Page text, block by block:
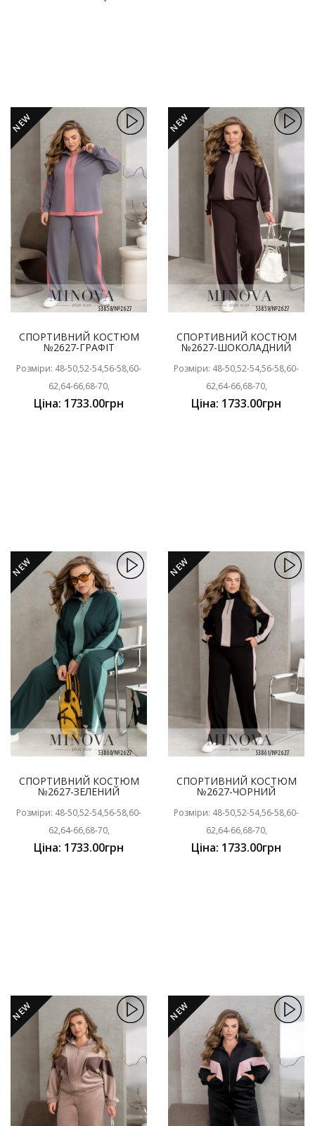
NEW
СПОРТИВНИЙ КОСТЮМ
№2627-ГРАФІТ
Розміри: 48-50,52-54,56-58,60-
62,64-66,68-70,
Ціна: 1733.00грн
NEW
СПОРТИВНИЙ КОСТЮМ
№2627-ШОКОЛАДНИЙ
Розміри: 48-50,52-54,56-58,60-
62,64-66,68-70,
Ціна: 1733.00грн
NEW
СПОРТИВНИЙ КОСТЮМ
№2627-ЗЕЛЕНИЙ
Розміри: 48-50,52-54,56-58,60-
62,64-66,68-70,
Ціна: 1733.00грн
NEW
СПОРТИВНИЙ КОСТЮМ
№2627-ЧОРНИЙ
Розміри: 48-50,52-54,56-58,60-
62,64-66,68-70,
Ціна: 1733.00грн
NEW NEW